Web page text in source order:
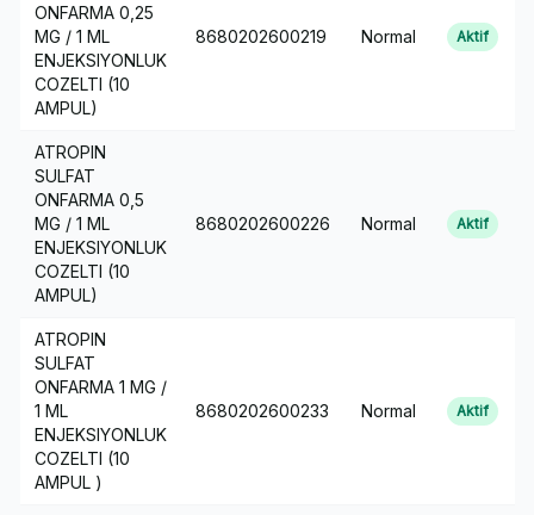
ONFARMA 0,25
MG / 1 ML
ENJEKSIYONLUK
COZELTI (10
AMPUL)
8680202600219 Normal Aktif
ATROPIN
SULFAT
ONFARMA 0,5
MG / 1 ML
ENJEKSIYONLUK
COZELTI (10
AMPUL)
8680202600226 Normal Aktif
ATROPIN
SULFAT
ONFARMA 1 MG /
1 ML
ENJEKSIYONLUK
COZELTI (10
AMPUL )
8680202600233 Normal Aktif